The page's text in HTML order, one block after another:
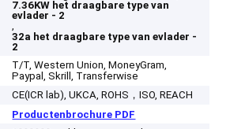
7.36KW het draagbare type van
evlader - 2
,
32a het draagbare type van evlader -
2
T/T, Western Union, MoneyGram,
Paypal, Skrill, Transferwise
CE(ICR lab), UKCA, ROHS，ISO, REACH
Productenbrochure PDF